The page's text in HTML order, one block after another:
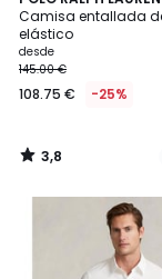
Camisa entallada
elástico
desde
145.00 €
108.75 € -25%
/ 5
Colores
3,8
/